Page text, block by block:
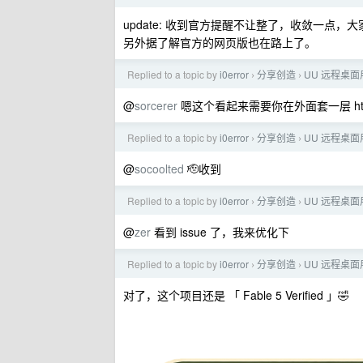
update: 收到官方提醒不让整了，收敛一点，
另外据了解官方的网页版也在路上了。
Replied to a topic byi0error › 分享创造 › UU 远程桌
@sorcerer 嗯这个看起来需要你在外面套一层
Replied to a topic byi0error › 分享创造 › UU 远程桌
@socoolted 🫡收到
Replied to a topic byi0error › 分享创造 › UU 远程桌
@zer 看到 issue 了，我来优化下
Replied to a topic byi0error › 分享创造 › UU 远程桌
对了，这个项目还是 「 Fable 5 Verified 」🤣